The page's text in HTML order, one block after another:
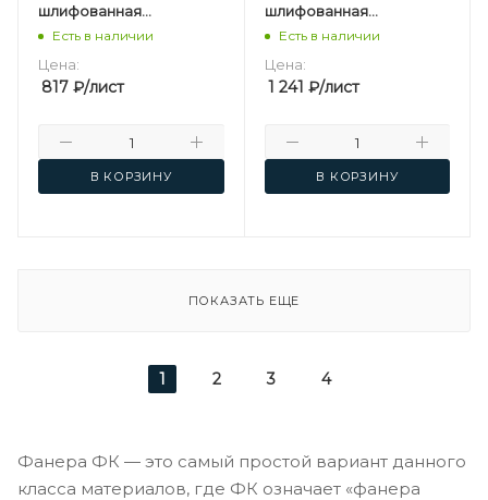
шлифованная
березовая
Есть в наличии
Цена:
817 ₽/лист
В КОРЗИНУ
шлифованная
березовая
Есть в наличии
Цена:
1 241 ₽/лист
В КОРЗИНУ
ПОКАЗАТЬ ЕЩЕ
1 2 3 4
Фанера ФК — это самый простой вариант данного
класса материалов, где ФК означает «фанера